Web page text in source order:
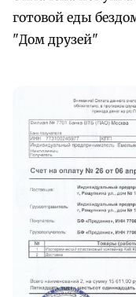
готовой еды
"Дом друзей"